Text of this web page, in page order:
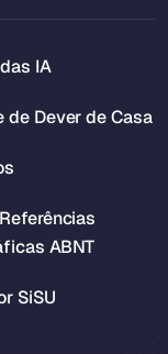
IA
de Dever de Casa
ABNT
SiSU